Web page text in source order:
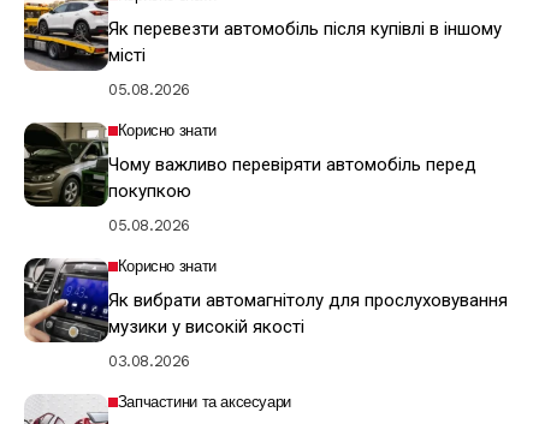
Як перевезти автомобіль після купівлі в іншому
місті
05.08.2026
Корисно знати
Чому важливо перевіряти автомобіль перед
покупкою
05.08.2026
Корисно знати
Як вибрати автомагнітолу для прослуховування
музики у високій якості
03.08.2026
Запчастини та аксесуари